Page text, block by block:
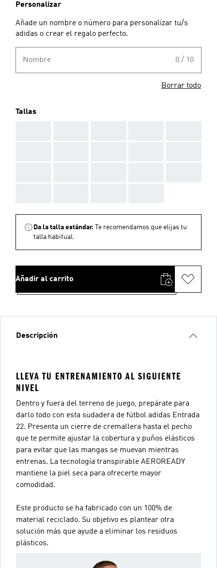
Personalizar
Añade un nombre o número para personalizar tu/s
adidas o crear el regalo perfecto.
Nombre 0 / 10
Borrar todo
Tallas
Da la talla estándar.
Te recomendamos que elijas tu
talla habitual.
Añadir al carrito
Descripción
LLEVA TU ENTRENAMIENTO AL SIGUIENTE
NIVEL
Dentro y fuera del terreno de juego, prepárate para
darlo todo con esta sudadera de fútbol adidas Entrada
22. Presenta un cierre de cremallera hasta el pecho
que te permite ajustar la cobertura y puños elásticos
para evitar que las mangas se muevan mientras
entrenas. La tecnología transpirable AEROREADY
mantiene la piel seca para ofrecerte mayor
comodidad.
Este producto se ha fabricado con un 100% de
material reciclado. Su objetivo es plantear otra
solución más que ayude a eliminar los residuos
plásticos.